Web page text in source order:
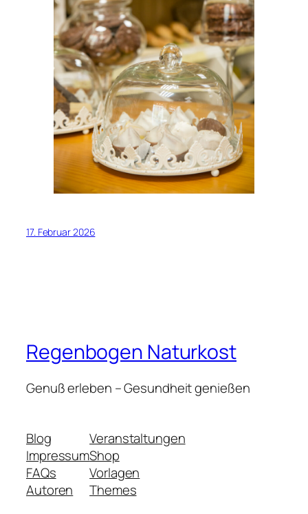
17. Februar 2026
Regenbogen Naturkost
Genuß erleben – Gesundheit genießen
Blog
Impressum
FAQs
Autoren
Veranstaltungen
Shop
Vorlagen
Themes